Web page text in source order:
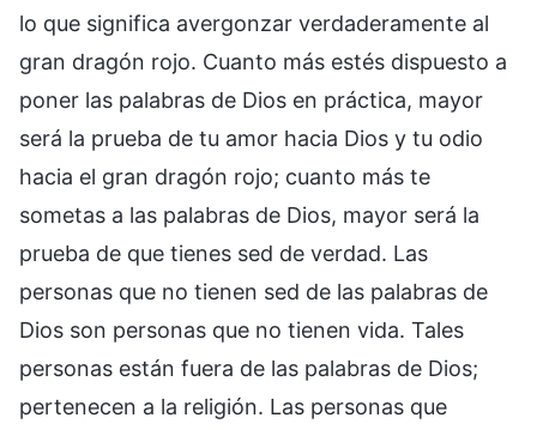
lo que significa avergonzar verdaderamente al
gran dragón rojo. Cuanto más estés dispuesto a
poner las palabras de Dios en práctica, mayor
será la prueba de tu amor hacia Dios y tu odio
hacia el gran dragón rojo; cuanto más te
sometas a las palabras de Dios, mayor será la
prueba de que tienes sed de verdad. Las
personas que no tienen sed de las palabras de
Dios son personas que no tienen vida. Tales
personas están fuera de las palabras de Dios;
pertenecen a la religión. Las personas que